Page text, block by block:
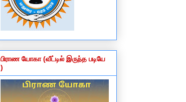
பிராண யோகா (வீட்டில் இருந்த படியே
)